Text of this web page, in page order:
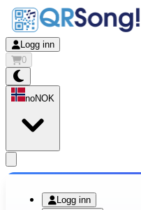
Logg inn
0
noNOK
Logg inn